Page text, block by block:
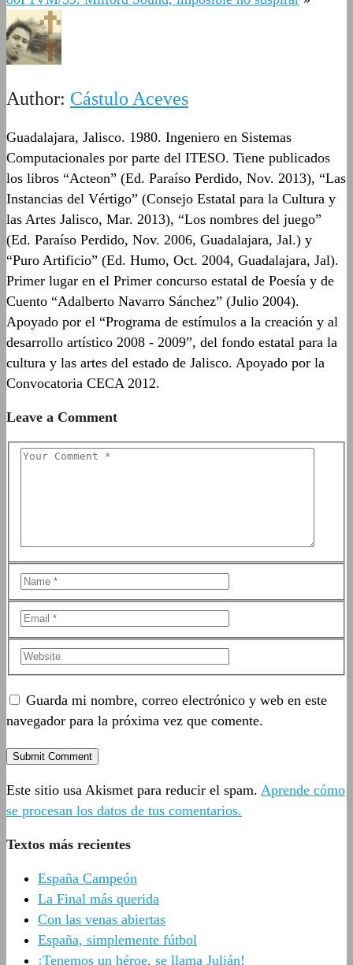
Author: Cástulo Aceves
Guadalajara, Jalisco. 1980. Ingeniero en Sistemas
Computacionales por parte del ITESO. Tiene publicados
los libros “Acteon” (Ed. Paraíso Perdido, Nov. 2013), “Las
Instancias del Vértigo” (Consejo Estatal para la Cultura y
las Artes Jalisco, Mar. 2013), “Los nombres del juego”
(Ed. Paraíso Perdido, Nov. 2006, Guadalajara, Jal.) y
“Puro Artificio” (Ed. Humo, Oct. 2004, Guadalajara, Jal).
Primer lugar en el Primer concurso estatal de Poesía y de
Cuento “Adalberto Navarro Sánchez” (Julio 2004).
Apoyado por el “Programa de estímulos a la creación y al
desarrollo artístico 2008 - 2009”, del fondo estatal para la
cultura y las artes del estado de Jalisco. Apoyado por la
Convocatoria CECA 2012.
Leave a Comment
Guarda mi nombre, correo electrónico y web en este
navegador para la próxima vez que comente.
Este sitio usa Akismet para reducir el spam. Aprende cómo
se procesan los datos de tus comentarios.
Textos más recientes
España Campeón
La Final más querida
Con las venas abiertas
España, simplemente fútbol
¡Tenemos un héroe, se llama Julián!